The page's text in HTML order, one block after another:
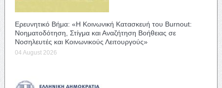
Ερευνητικό Βήμα: «Η Κοινωνική Κατασκευή του Burnout:
Νοηματοδότηση, Στίγμα και Αναζήτηση Βοήθειας σε
Νοσηλευτές και Κοινωνικούς Λειτουργούς»
04 August 2026